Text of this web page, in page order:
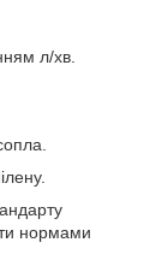
л/хв.
нормами